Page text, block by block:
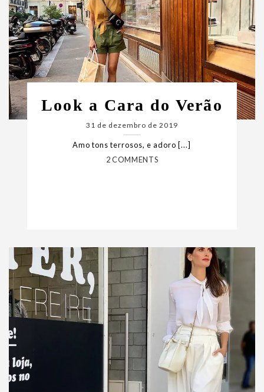
Look a Cara do Verão
31 de dezembro de 2019
Amo tons terrosos, e adoro [...]
2 COMMENTS